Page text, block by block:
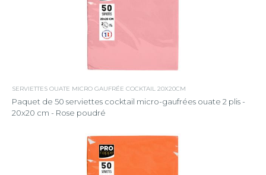
SERVIETTES OUATE MICRO GAUFRÉE COCKTAIL 20X20CM
Paquet de 50 serviettes cocktail micro-gaufrées ouate 2 plis -
20x20 cm - Rose poudré